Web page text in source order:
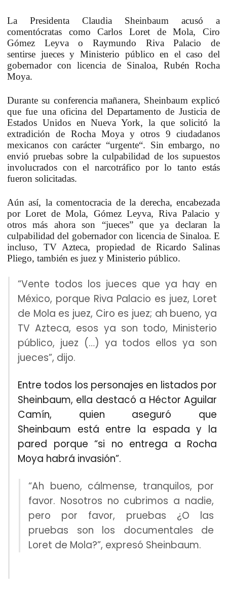
La Presidenta Claudia Sheinbaum acusó a
comentócratas comoCarlos Loret de Mola, Ciro
Gómez Leyva o Raymundo Riva Palacio de
sentirse jueces y Ministerio público en el caso del
gobernador con licencia de Sinaloa, Rubén Rocha
Moya.
Durante su conferencia mañanera, Sheinbaum explicó
que fue una oficina del Departamento de Justicia de
Estados Unidos en Nueva York, la que solicitó la
extradición de Rocha Moya yotros 9 ciudadanos
mexicanos con carácter “urgente“. Sin embargo,no
envió pruebas sobre la culpabilidad de los supuestos
involucrados con el narcotráfico por lotanto estás
fueron solicitadas.
Aún así, la comentocracia de la derecha, encabezada
por Loret de Mola, Gómez Leyva, Riva Palacio y
otros más ahora son “jueces” que ya declaran la
culpabilidad del gobernadorcon licencia de Sinaloa. E
incluso, TV Azteca, propiedad de Ricardo Salinas
Pliego, también es juez y Ministerio público.
“Vente todos los jueces que ya hay en
México, porque Riva Palacio es juez, Loret
de Mola es juez, Ciro es juez; ah bueno, ya
TV Azteca, esos ya son todo, Ministerio
público, juez (…) ya todos ellos ya son
jueces”, dijo.
Entre todos los personajes en listados por
Sheinbaum, ella destacó a Héctor Aguilar
Camín, quien aseguró que
Sheinbaum está entre la espada y la
pared porque “si no entrega a Rocha
Moya habrá invasión”.
“Ah bueno, cálmense, tranquilos, por
favor. Nosotros no cubrimos a nadie,
pero por favor, pruebas ¿O las
pruebas son los documentales de
Loret de Mola?”, expresó Sheinbaum.